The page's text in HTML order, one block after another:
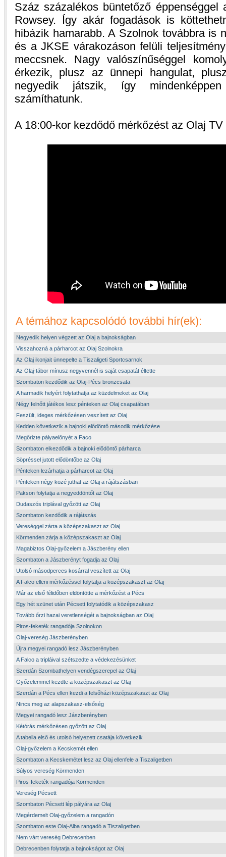
Száz százalékos büntetőző
Rowsey. Így akár fogadások is
hibázik hamarabb. A Szolnok továbbra is
és a JKSE várakozáson felüli
meccsnek. Nagy valószínűséggel
érkezik, plusz az ünnepi hangulat,
negyedik játszik, így
számíthatunk.
A 18:00-kor kezdődő mérkőzést az Olaj
A témához kapcsolódó további hír(ek):
Negyedik helyen végzett az Olaj a bajnokságban
Visszahozná a párharcot az Olaj Szolnokra
Az Olaj ikonjait ünnepelte a Tiszaligeti Sportcsarnok
Az Olaj-tábor mínusz negyvennél is saját csapatát éltette
Szombaton kezdődik az Olaj-Pécs bronzcsata
A harmadik helyért folytathatja az küzdelmeket az Olaj
Négy felnőtt játékos lesz pénteken az Olaj csapatában
Feszült, ideges mérkőzésen veszített az Olaj
Kedden következik a bajnoki elődöntő második mérkőzése
Megőrizte pályaelőnyét a Faco
Szombaton elkezdődik a bajnoki elődöntő párharca
Söpréssel jutott elődöntőbe az Olaj
Pénteken lezárhatja a párharcot az Olaj
Pénteken négy közé juthat az Olaj a rájátszásban
Pakson folytatja a negyeddöntőt az Olaj
Dudaszós triplával győzött az Olaj
Szombaton kezdődik a rájátszás
Vereséggel zárta a középszakaszt az Olaj
Körmenden zárja a középszakaszt az Olaj
Magabiztos Olaj-győzelem a Jászberény ellen
Szombaton a Jászberényt fogadja az Olaj
Utolsó másodperces kosárral veszített az Olaj
A Falco elleni mérkőzéssel folytatja a középszakaszt az Olaj
Már az első félidőben eldöntötte a mérkőzést a Pécs
Egy hét szünet után Pécsett folytatódik a középszakasz
Tovább őrzi hazai veretlenségét a bajnokságban az Olaj
Piros-feketék rangadója Szolnokon
Olaj-vereség Jászberényben
Újra megyei rangadó lesz Jászberényben
A Falco a tripláival szétszedte a védekezésünket
Szerdán Szombathelyen vendégszerepel az Olaj
Győzelemmel kezdte a középszakaszt az Olaj
Szerdán a Pécs ellen kezdi a felsőházi középszakaszt az Olaj
Nincs meg az alapszakasz-elsőség
Megyei rangadó lesz Jászberényben
Kétórás mérkőzésen győzött az Olaj
A tabella első és utolsó helyezett csatája következik
Olaj-győzelem a Kecskemét ellen
Szombaton a Kecskemétet lesz az Olaj ellenfele a Tiszaligetben
Súlyos vereség Körmenden
Piros-feketék rangadója Körmenden
Vereség Pécsett
Szombaton Pécsett lép pályára az Olaj
Megérdemelt Olaj-győzelem a rangadón
Szombaton este Olaj-Alba rangadó a Tiszaligetben
Nem várt vereség Debrecenben
Debrecenben folytatja a bajnokságot az Olaj